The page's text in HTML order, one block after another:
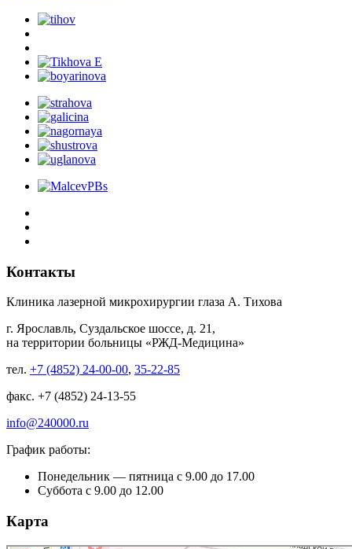
Контакты
Клиника лазерной микрохирургии глаза А. Тихова
г. Ярославль, Суздальское шоссе, д. 21,
на территории больницы «РЖД-Медицина»
тел. +7 (4852) 24-00-00, 35-22-85
факс. +7 (4852) 24-13-55
info@240000.ru
График работы:
Понедельник — пятница с 9.00 до 17.00
Суббота с 9.00 до 12.00
Карта